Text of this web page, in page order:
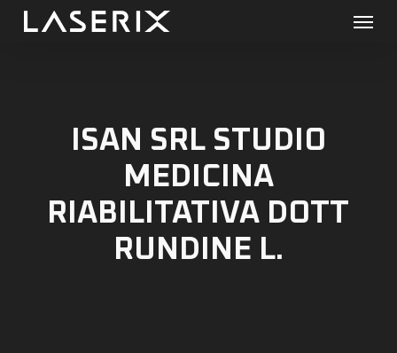
Skip
Menu
ISAN SRL STUDIO
MEDICINA
RIABILITATIVA DOTT
RUNDINE L.